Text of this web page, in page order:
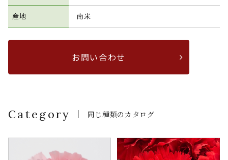
産地 南米
お問い合わせ
Category 同じ種類のカタログ